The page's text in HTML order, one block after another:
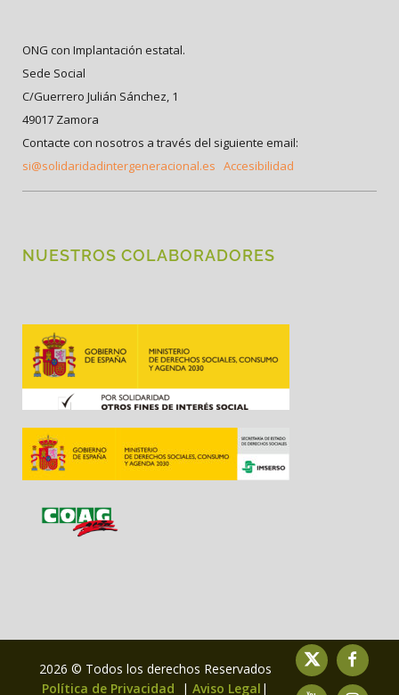
ONG con Implantación estatal.
Sede Social
C/Guerrero Julián Sánchez, 1
49017 Zamora
Contacte con nosotros a través del siguiente email:
si@solidaridadintergeneracional.es Accesibilidad
NUESTROS COLABORADORES
2026 © Todos los derechos Reservados
Política de Privacidad
| Aviso Legal |